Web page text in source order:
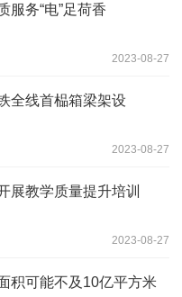
服务“电”足荷香
2023-08-27
全线首榀箱梁架设
2023-08-27
展教学质量提升培训
2023-08-27
积可能不及10亿平方米